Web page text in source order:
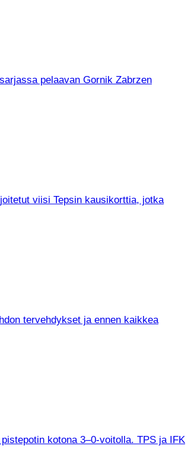
pelaavan Gornik Zabrzen
viisi Tepsin kausikorttia, jotka
tervehdykset ja ennen kaikkea
kotona 3–0-voitolla. TPS ja IFK